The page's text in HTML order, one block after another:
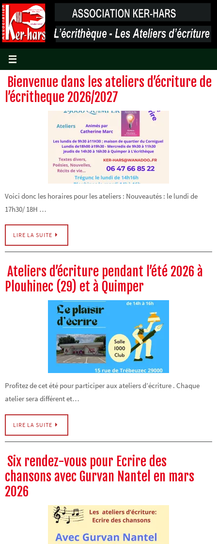
Passer
vers
le
contenu
Bienvenue dans les ateliers d’écriture de
l’écritheque 2026/2027
Voici donc les horaires pour les ateliers : Nouveautés : le lundi de
17h30/ 18H …
LIRE LA SUITE
Ateliers d’écriture pendant l’été 2026 à
Plouhinec (29) et à Quimper
Profitez de cet été pour participer aux ateliers d’écriture . Chaque
atelier sera différent et…
LIRE LA SUITE
Six rendez-vous pour Ecrire des
chansons avec Gurvan Nantel en mars
2026